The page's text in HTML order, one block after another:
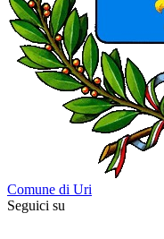
Comune di Uri
Seguici su